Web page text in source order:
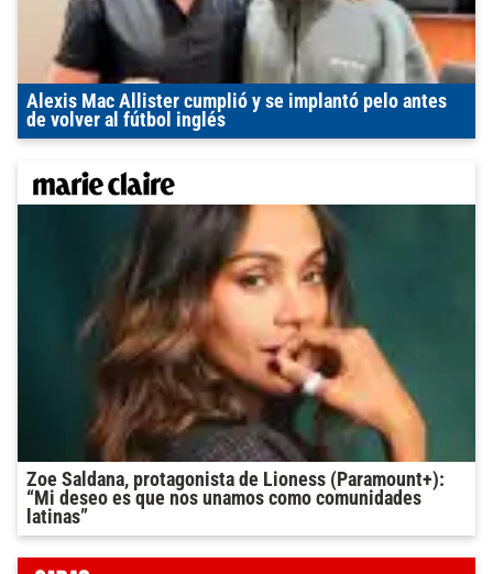
Alexis Mac Allister cumplió y se implantó pelo antes
de volver al fútbol inglés
Zoe Saldana, protagonista de Lioness (Paramount+):
“Mi deseo es que nos unamos como comunidades
latinas”